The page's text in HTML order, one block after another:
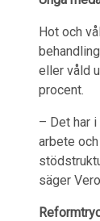
Hot och
eller våld
procent.
– Det har
arbete
säger